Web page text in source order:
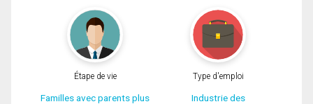
Étape de vie
Familles avec parents plus
Type d'emploi
Industrie des